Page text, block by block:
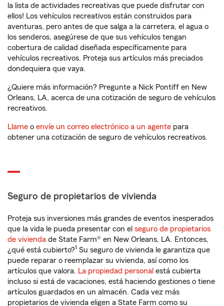
la lista de actividades recreativas que puede disfrutar con
ellos! Los vehículos recreativos están construidos para
aventuras, pero antes de que salga a la carretera, el agua o
los senderos, asegúrese de que sus vehículos tengan
cobertura de calidad diseñada específicamente para
vehículos recreativos. Proteja sus artículos más preciados
dondequiera que vaya.
¿Quiere más información? Pregunte a Nick Pontiff en New
Orleans, LA, acerca de una cotización de seguro de vehículos
recreativos.
Llame o envíe un correo electrónico a un agente para
obtener una cotización de seguro de vehículos recreativos.
Seguro de propietarios de vivienda
Proteja sus inversiones más grandes de eventos inesperados
que la vida le pueda presentar con el seguro de propietarios
de vivienda de State Farm® en New Orleans, LA. Entonces,
¿qué está cubierto?1 Su seguro de vivienda le garantiza que
puede reparar o reemplazar su vivienda, así como los
artículos que valora. La propiedad personal está cubierta
incluso si está de vacaciones, está haciendo gestiones o tiene
artículos guardados en un almacén. Cada vez más
propietarios de vivienda eligen a State Farm como su